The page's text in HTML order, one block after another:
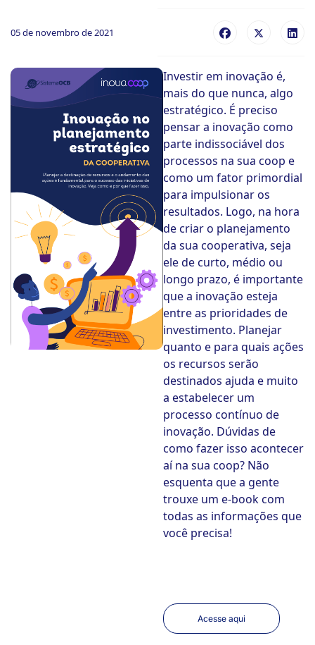
05 de novembro de 2021
Investir em inovação é,
mais do que nunca, algo
estratégico. É preciso
pensar a inovação como
parte indissociável dos
processos na sua coop e
como um fator primordial
para impulsionar os
resultados. Logo, na hora
de criar o planejamento
da sua cooperativa, seja
ele de curto, médio ou
longo prazo, é importante
que a inovação esteja
entre as prioridades de
investimento. Planejar
quanto e para quais ações
os recursos serão
destinados ajuda e muito
a estabelecer um
processo contínuo de
inovação. Dúvidas de
como fazer isso acontecer
aí na sua coop? Não
esquenta que a gente
trouxe um e-book com
todas as informações que
você precisa!
Acesse aqui